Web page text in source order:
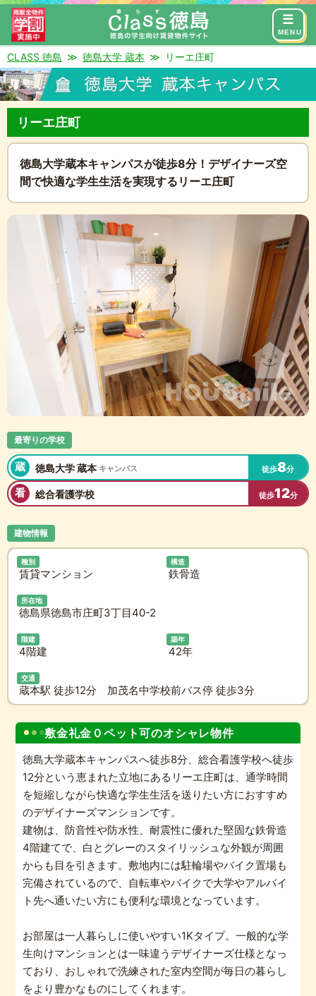
MENU
来店予約 お問い合わせ
CLASS 徳島 徳島大学 蔵本 リーエ庄町
リーエ庄町
徳島大学蔵本キャンパスが徒歩8分！デザイナーズ空
間で快適な学生生活を実現するリーエ庄町
最寄りの学校
蔵 徳島大学 蔵本 キャンパス 徒歩8分
看 総合看護学校 徒歩12分
建物情報
種別
賃貸マンション
構造
鉄骨造
所在地
徳島県徳島市庄町3丁目40-2
階建
4階建
築年
42年
交通
蔵本駅 徒歩12分 加茂名中学校前バス停 徒歩3分
敷金礼金０ペット可のオシャレ物件
徳島大学蔵本キャンパスへ徒歩8分、総合看護学校へ徒歩
12分という恵まれた立地にあるリーエ庄町は、通学時間
を短縮しながら快適な学生生活を送りたい方におすすめ
のデザイナーズマンションです。
建物は、防音性や防水性、耐震性に優れた堅固な鉄骨造
4階建てで、白とグレーのスタイリッシュな外観が周囲
からも目を引きます。敷地内には駐輪場やバイク置場も
完備されているので、自転車やバイクで大学やアルバイ
ト先へ通いたい方にも便利な環境となっています。
お部屋は一人暮らしに使いやすい1Kタイプ。一般的な学
生向けマンションとは一味違うデザイナーズ仕様となっ
ており、おしゃれで洗練された室内空間が毎日の暮らし
をより豊かなものにしてくれます。